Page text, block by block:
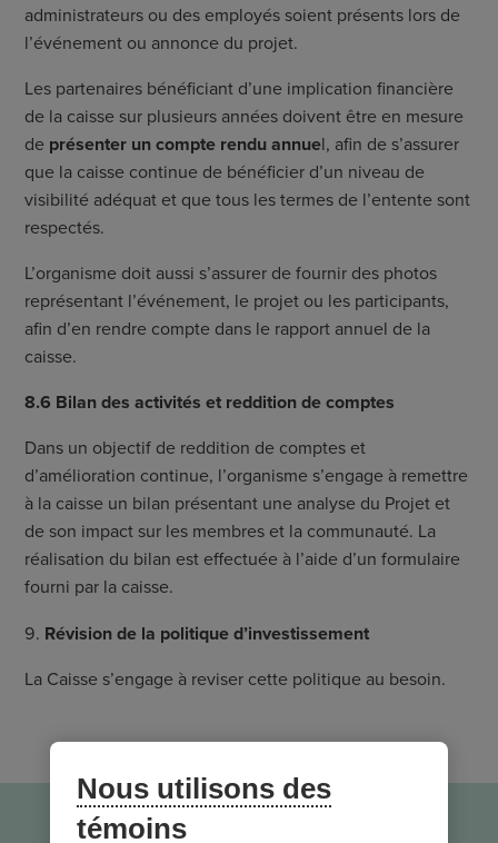
administrateurs ou des employés soient présents lors de
l’événement ou annonce du projet.
Les partenaires bénéficiant d’une implication financière
de la caisse sur plusieurs années doivent être en mesure
de présenter un compte rendu annuel, afin de s’assurer
que la caisse continue de bénéficier d’un niveau de
visibilité adéquat et que tous les termes de l’entente sont
respectés.
L’organisme doit aussi s’assurer de fournir des photos
représentant l’événement, le projet ou les participants,
afin d’en rendre compte dans le rapport annuel de la
caisse.
8.6 Bilan des activités et reddition de comptes
Dans un objectif de reddition de comptes et
d’amélioration continue, l’organisme s’engage à remettre
à la caisse un bilan présentant une analyse du Projet et
de son impact sur les membres et la communauté. La
réalisation du bilan est effectuée à l’aide d’un formulaire
fourni par la caisse.
Révision de la politique d’investissement
La Caisse s’engage à reviser cette politique au besoin.
Nous utilisons des
témoins